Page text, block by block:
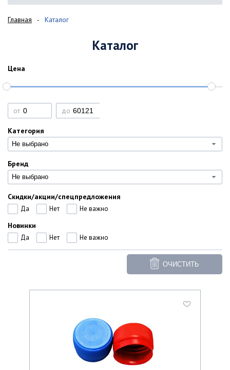
Главная Каталог
Каталог
Цена
от до
Категория
Не выбрано
Бренд
Не выбрано
Скидки/акции/спецпредложения
Да Нет Не важно
Новинки
Да Нет Не важно
ОЧИСТИТЬ